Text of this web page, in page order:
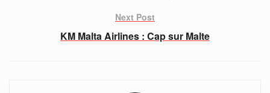
Next Post
KM Malta Airlines : Cap sur Malte